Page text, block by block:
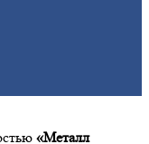
«Металл